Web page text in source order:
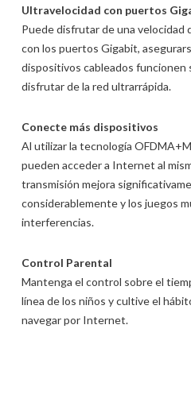
Ultravelocidad con puertos
Puede disfrutar de una velocidad
con los puertos Gigabit,
dispositivos cableados funcionen
disfrutar de la red ultrarrápida.
Conecte más dispositivos
Al utilizar la tecnología
pueden acceder a Internet al
transmisión mejora
considerablemente y los juegos
interferencias.
Control Parental
Mantenga el control sobre el
línea de los niños y cultive el
navegar por Internet.